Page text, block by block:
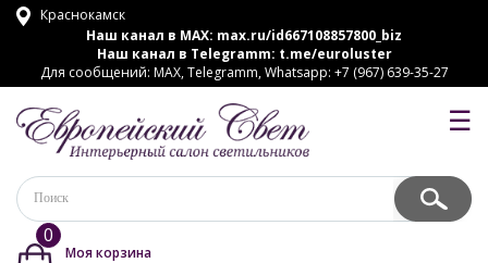
Краснокамск
Наш канал в MAX: max.ru/id667108857800_biz
Наш канал в Telegramm: t.me/euroluster
Для сообщений: MAX, Telegramm, Whatsapp: +7 (967) 639-35-27
☰
0
Моя корзина